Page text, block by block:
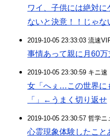
ワイ、子供には絶対に
ないと決意！！じゃ
2019-10-05 23:33:03 流速
事情あって親に月60
2019-10-05 23:30:59 キニ速
女「へぇ…この世界
「」←うまく切り返せ
2019-10-05 23:30:57 哲学ニ
心霊現象体験したこと